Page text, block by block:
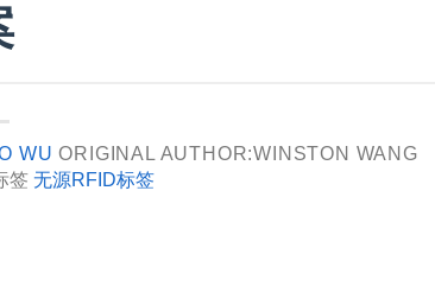
WU ORIGINAL AUTHOR:WINSTON WANG
签无源RFID标签